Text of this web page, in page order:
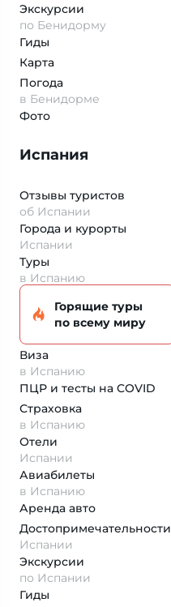
Экскурсии
по Бенидорму
Гиды
Карта
Погода
в Бенидорме
Фото
Испания
Отзывы туристов
об Испании
Города и курорты
Испании
Туры
в Испанию
Горящие туры
по всему миру
Виза
в Испанию
ПЦР и тесты на COVID
Страховка
в Испанию
Отели
Испании
Авиабилеты
в Испанию
Аренда авто
Достопримеча­тельности
Испании
Экскурсии
по Испании
Гиды